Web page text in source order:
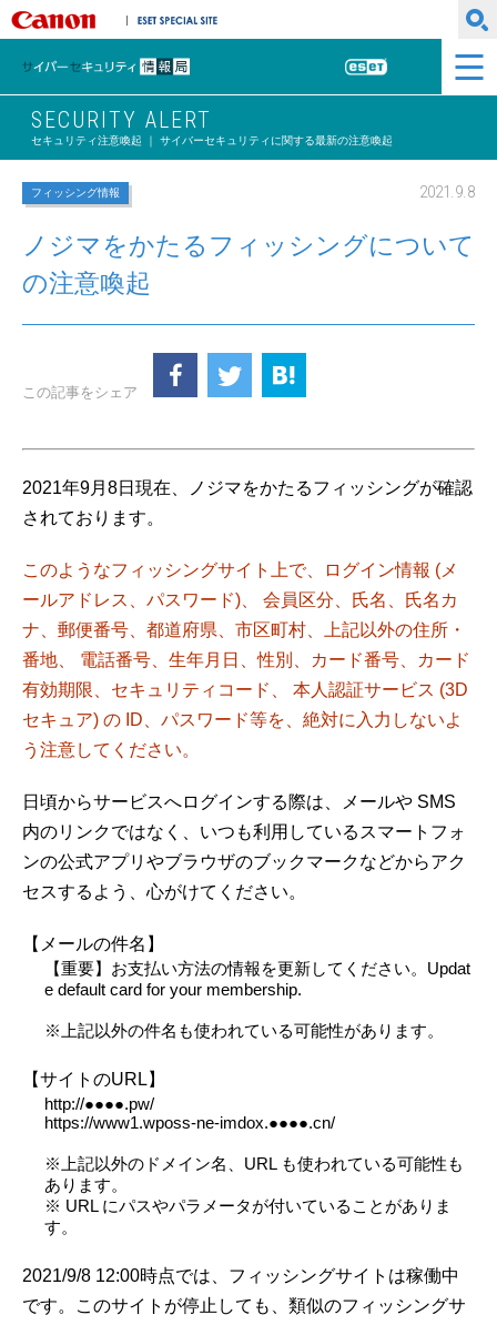
キヤノンマーケティングジャパン株式会社
サイバーセキュリティ情報局
ESET
SECURITY ALERT
セキュリティ注意喚起 ｜ サイバーセキュリティに関する最新の注意喚起
フィッシング情報 2021.9.8
ノジマをかたるフィッシングについて
の注意喚起
この記事をシェア
2021年9月8日現在、ノジマをかたるフィッシングが確認
されております。
このようなフィッシングサイト上で、ログイン情報 (メ
ールアドレス、パスワード)、 会員区分、氏名、氏名カ
ナ、郵便番号、都道府県、市区町村、上記以外の住所・
番地、 電話番号、生年月日、性別、カード番号、カード
有効期限、セキュリティコード、 本人認証サービス (3D
セキュア) の ID、パスワード等を、絶対に入力しないよ
う注意してください。
日頃からサービスへログインする際は、メールや SMS
内のリンクではなく、いつも利用しているスマートフォ
ンの公式アプリやブラウザのブックマークなどからアク
セスするよう、心がけてください。
【メールの件名】
【重要】お支払い方法の情報を更新してください。Updat
e default card for your membership.
※上記以外の件名も使われている可能性があります。
【サイトのURL】
http://●●●●.pw/
https://www1.wposs-ne-imdox.●●●●.cn/
※上記以外のドメイン名、URL も使われている可能性も
あります。
※ URL にパスやパラメータが付いていることがありま
す。
2021/9/8 12:00時点では、フィッシングサイトは稼働中
です。このサイトが停止しても、類似のフィッシングサ